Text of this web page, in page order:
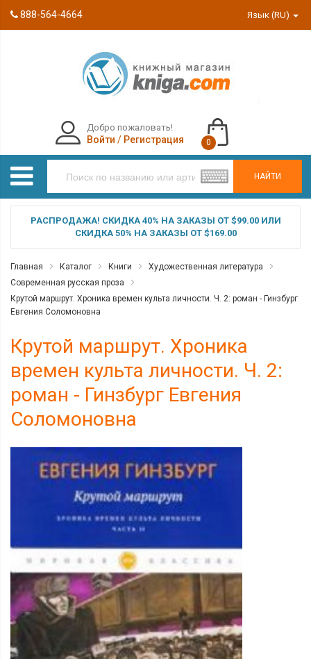
888-564-4664 Язык (RU)
НАЙТИ
Добро пожаловать!
Войти / Регистрация 0
РАСПРОДАЖА! СКИДКА 40% НА ЗАКАЗЫ ОТ $99.00 ИЛИ
СКИДКА 50% НА ЗАКАЗЫ ОТ $169.00
Главная Каталог Книги
Художественная литература
Современная русская проза
Крутой маршрут. Хроника времен культа личности. Ч. 2: роман - Гинзбург
Евгения Соломоновна
Крутой маршрут. Хроника
времен культа личности. Ч. 2:
роман - Гинзбург Евгения
Соломоновна